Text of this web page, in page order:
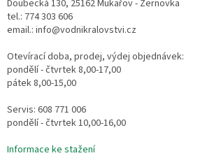
Doubecká 130, 25162 Mukařov - Žernovka
tel.: 774 303 606
email.: info@vodnikralovstvi.cz
Otevírací doba, prodej, výdej objednávek:
pondělí - čtvrtek 8,00-17,00
pátek 8,00-15,00
Servis: 608 771 006
pondělí - čtvrtek 10,00-16,00
Informace ke stažení